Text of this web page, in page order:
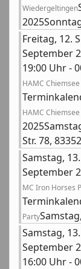
Wiedergeltingen
Freitag, 12.
September
19:00 Uhr -
HAMC
HAMC
Str. 78,
Samstag,
September
MC Iron Horses
Party
Samstag,
September
16:00 Uhr -